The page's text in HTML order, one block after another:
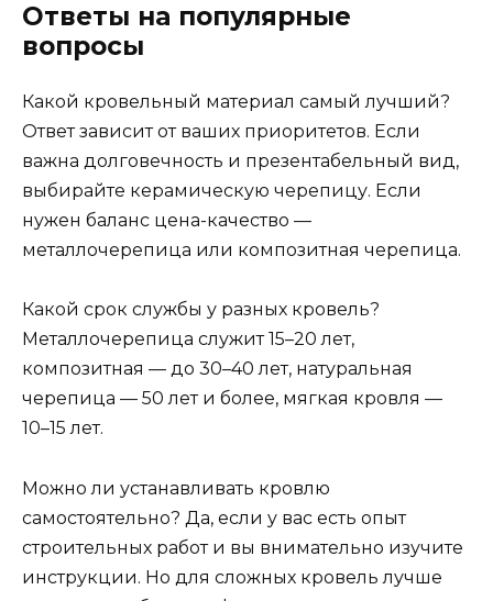
Ответы на популярные
вопросы
Какой кровельный материал самый лучший?
Ответ зависит от ваших приоритетов. Если
важна долговечность и презентабельный вид,
выбирайте керамическую черепицу. Если
нужен баланс цена-качество —
металлочерепица или композитная черепица.
Какой срок службы у разных кровель?
Металлочерепица служит 15–20 лет,
композитная — до 30–40 лет, натуральная
черепица — 50 лет и более, мягкая кровля —
10–15 лет.
Можно ли устанавливать кровлю
самостоятельно? Да, если у вас есть опыт
строительных работ и вы внимательно изучите
инструкции. Но для сложных кровель лучше